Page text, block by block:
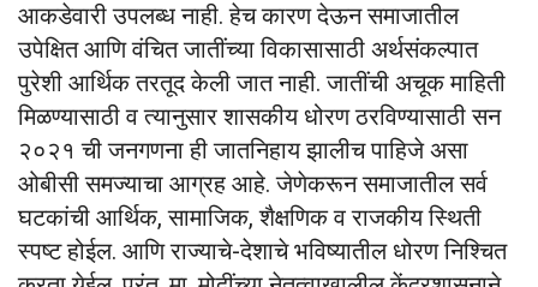
आकडेवारी उपलब्ध नाही. हेच कारण देऊन समाजातील
उपेक्षित आणि वंचित जातींच्या विकासासाठी अर्थसंकल्पात
पुरेशी आर्थिक तरतूद केली जात नाही. जातींची अचूक माहिती
मिळण्यासाठी व त्यानुसार शासकीय धोरण ठरविण्यासाठी सन
२०२१ ची जनगणना ही जातनिहाय झालीच पाहिजे असा
ओबीसी समज्याचा आग्रह आहे. जेणेकरून समाजातील सर्व
घटकांची आर्थिक, सामाजिक, शैक्षणिक व राजकीय स्थिती
स्पष्ट होईल. आणि राज्याचे-देशाचे भविष्यातील धोरण निश्चित